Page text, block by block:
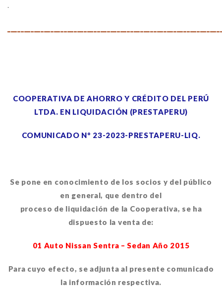
.
COOPERATIVA DE AHORRO Y CRÉDITO DEL PERÚ
LTDA. EN LIQUIDACIÓN (PRESTAPERU)
COMUNICADO Nº 23-2023-PRESTAPERU-LIQ.
Se pone en conocimiento de los socios y del público
en general, que dentro del
proceso de liquidación de la Cooperativa, se ha
dispuesto la venta de:
01 Auto Nissan Sentra – Sedan Año 2015
Para cuyo efecto, se adjunta al presente comunicado
la información respectiva.